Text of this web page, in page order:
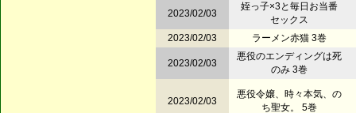
2023/02/03
姪っ子×3と毎日お当番
セックス
2023/02/03
ラーメン赤猫 3巻
2023/02/03
悪役のエンディングは死
のみ 3巻
2023/02/03
悪役令嬢、時々本気、の
ち聖女。 5巻